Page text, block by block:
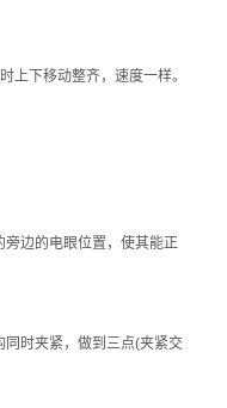
下移动整齐，速度一样。
边的电眼位置，使其能正
时夹紧，做到三点(夹紧交